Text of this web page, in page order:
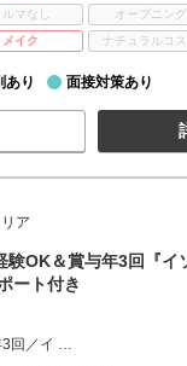
ルマなし オープニング
メイク ナチュラルコス
あり 面接対策あり
ア
験OK＆賞与年3回『イ
ート付き
3回／イ …